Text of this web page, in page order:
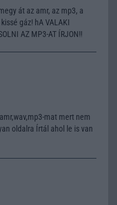
át az amr, az mp3, a
gáz! hA VALAKI
AZ MP3-AT ÍRJON!!
mat mert nem
oldalra Írtál ahol le is van